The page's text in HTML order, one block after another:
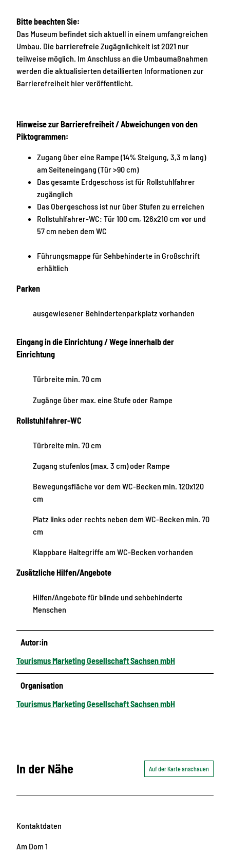
Bitte beachten Sie:
Das Museum befindet sich aktuell in einem umfangreichen
Umbau. Die barrierefreie Zugägnlichkeit ist 2021 nur
teilweise möglich. Im Anschluss an die Umbaumaßnahmen
werden die aktualisierten detaillierten Informationen zur
Barrierefreiheit hier veröffentlicht.
Hinweise zur Barrierefreiheit / Abweichungen von den
Piktogrammen:
Zugang über eine Rampe (14% Steigung, 3,3 m lang)
am Seiteneingang (Tür >90 cm)
Das gesamte Erdgeschoss ist für Rollstuhlfahrer
zugänglich
Das Obergeschoss ist nur über Stufen zu erreichen
Rollstuhlfahrer-WC: Tür 100 cm, 126x210 cm vor und
57 cm neben dem WC
Führungsmappe für Sehbehinderte in Großschrift
erhältlich
Parken
ausgewiesener Behindertenparkplatz vorhanden
Eingang in die Einrichtung / Wege innerhalb der
Einrichtung
Türbreite min. 70 cm
Zugänge über max. eine Stufe oder Rampe
Rollstuhlfahrer-WC
Türbreite min. 70 cm
Zugang stufenlos (max. 3 cm) oder Rampe
Bewegungsfläche vor dem WC-Becken min. 120x120
cm
Platz links oder rechts neben dem WC-Becken min. 70
cm
Klappbare Haltegriffe am WC-Becken vorhanden
Zusätzliche Hilfen/Angebote
Hilfen/Angebote für blinde und sehbehinderte
Menschen
Autor:in
Tourismus Marketing Gesellschaft Sachsen mbH
Organisation
Tourismus Marketing Gesellschaft Sachsen mbH
In der Nähe Auf der Karte anschauen
Kontaktdaten
Am Dom 1